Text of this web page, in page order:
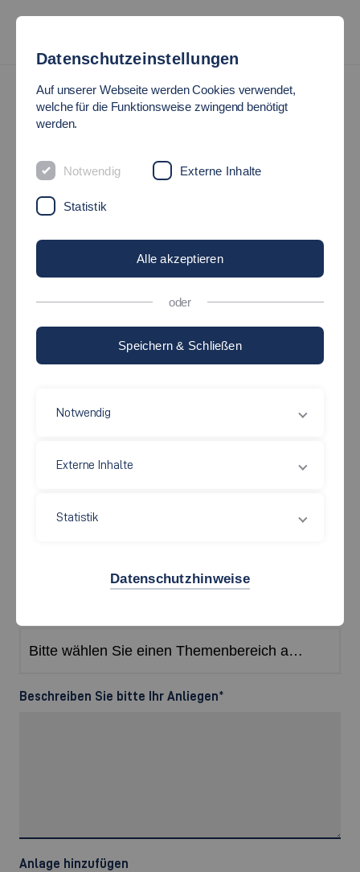
RZ-KONTAKTFORMULAR
Ihr Name*
Status
Fakultät/Einrichtung
(min. drei Zeichen eingeben)
Beschreiben Sie bitte Ihr Anliegen*
Anlage hinzufügen
Datenschutzeinstellungen
Auf unserer Webseite werden Cookies verwendet,
welche für die Funktionsweise zwingend benötigt
werden.
Notwendig Externe Inhalte
Statistik
Alle akzeptieren
oder
Speichern & Schließen
Notwendig
Externe Inhalte
Statistik
Datenschutzhinweise